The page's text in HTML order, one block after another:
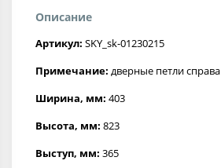
Описание
Артикул: SKY_sk-01230215
Примечание: дверные петли справа
Ширина, мм: 403
Высота, мм: 823
Выступ, мм: 365